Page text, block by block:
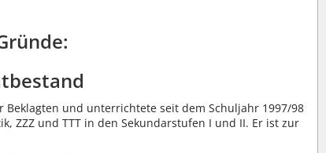
und unterrichtete seit dem Schuljahr 1997/98
ZZZ und TTT in den Sekundarstufen I und II. Er ist zur